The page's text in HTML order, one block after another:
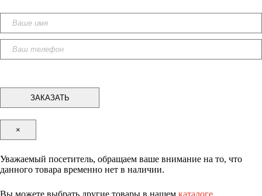
×
Уважаемый посетитель, обращаем ваше внимание на то, что
данного товара временно нет в наличии.
Вы можете выбрать другие товары в нашем каталоге.